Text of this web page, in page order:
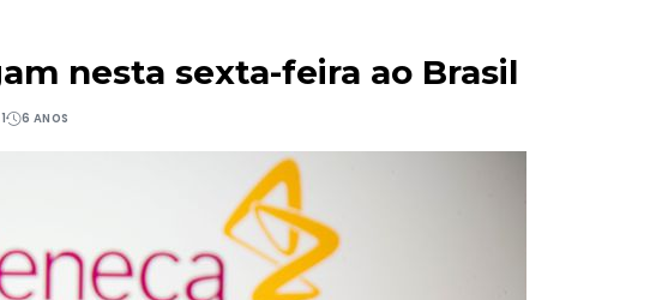
nesta sexta-feira ao Brasil
6 ANOS